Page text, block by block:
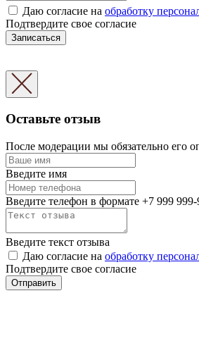
Даю согласие на обработку
Подтвердите свое согласие
Записаться
Оставьте отзыв
После модерации мы обязательно его
Введите имя
Введите телефон в формате +7 999
Введите текст отзыва
Даю согласие на обработку
Подтвердите свое согласие
Отправить